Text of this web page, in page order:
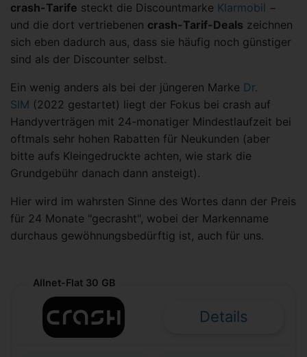
crash-Tarife steckt die Discountmarke Klarmobil −
und die dort vertriebenen crash-Tarif-Deals zeichnen
sich eben dadurch aus, dass sie häufig noch günstiger
sind als der Discounter selbst.
Ein wenig anders als bei der jüngeren Marke Dr.
SIM (2022 gestartet) liegt der Fokus bei crash auf
Handyverträgen mit 24-monatiger Mindestlaufzeit bei
oftmals sehr hohen Rabatten für Neukunden (aber
bitte aufs Kleingedruckte achten, wie stark die
Grundgebühr danach dann ansteigt).
Hier wird im wahrsten Sinne des Wortes dann der Preis
für 24 Monate "gecrasht", wobei der Markenname
durchaus gewöhnungsbedürftig ist, auch für uns.
Allnet-Flat 30 GB
Details